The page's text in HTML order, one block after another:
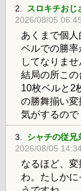
2. スロキチおじ
2026/08/05
あくまで個
ベルでの勝
してなりませ
結局の所こ
10枚ベルと2
の勝舞揃い
気がするので
3. シャチの従兄
2026/08/05
なるほど、
わ。たしか